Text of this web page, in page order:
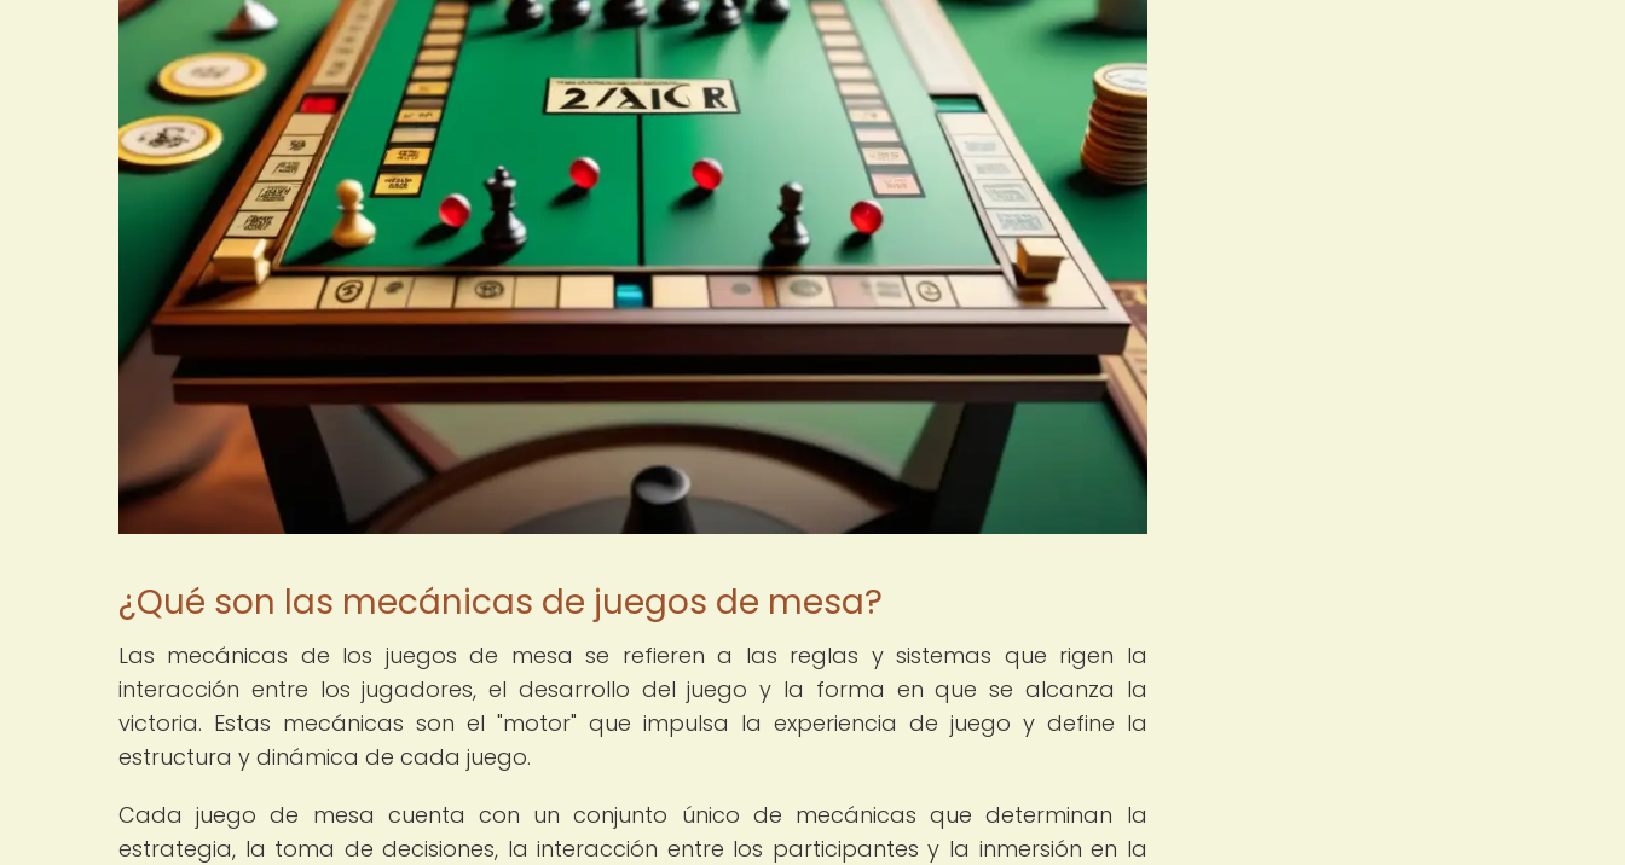
¿Qué son las mecánicas de juegos de mesa?
Las mecánicas de los juegos de mesa se refieren a las reglas y sistemas que rigen la
interacción entre los jugadores, el desarrollo del juego y la forma en que se alcanza la
victoria. Estas mecánicas son el "motor" que impulsa la experiencia de juego y define la
estructura y dinámica de cada juego.
Cada juego de mesa cuenta con un conjunto único de mecánicas que determinan la
estrategia, la toma de decisiones, la interacción entre los participantes y la inmersión en la